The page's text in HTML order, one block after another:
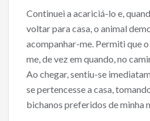
Continuei a acariciá-lo e,
voltar para casa, o animal
acompanhar-me. Permiti que
me, de vez em quando, no
Ao chegar, sentiu-se
se pertencesse a casa,
bichanos preferidos de minha